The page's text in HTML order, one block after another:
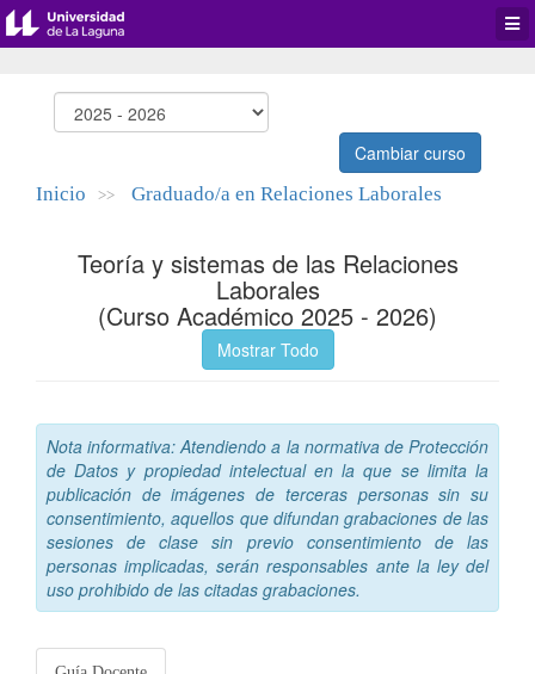
Cambiar curso
Inicio >> Graduado/a en Relaciones Laborales
Teoría y sistemas de las Relaciones
Laborales
(Curso Académico 2025 - 2026)
Mostrar Todo
Nota informativa: Atendiendo a la normativa de Protección
de Datos y propiedad intelectual en la que se limita la
publicación de imágenes de terceras personas sin su
consentimiento, aquellos que difundan grabaciones de las
sesiones de clase sin previo consentimiento de las
personas implicadas, serán responsables ante la ley del
uso prohibido de las citadas grabaciones.